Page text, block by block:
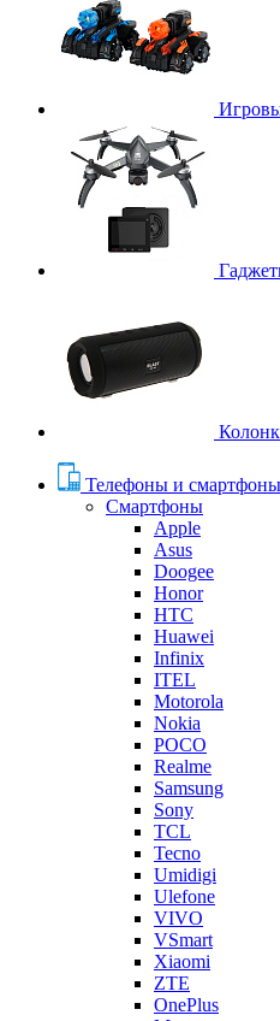
Телефоны и смартфоны
Смартфоны
Apple
Asus
Doogee
Honor
HTC
Huawei
Infinix
ITEL
Motorola
Nokia
POCO
Realme
Samsung
Sony
TCL
Tecno
Umidigi
Ulefone
VIVO
VSmart
Xiaomi
ZTE
OnePlus